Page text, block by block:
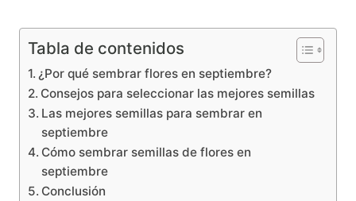
Tabla de contenidos
¿Por qué sembrar flores en septiembre?
Consejos para seleccionar las mejores semillas
Las mejores semillas para sembrar en
septiembre
Cómo sembrar semillas de flores en
septiembre
Conclusión